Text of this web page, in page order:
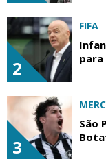
2
FIFA
para
3
São